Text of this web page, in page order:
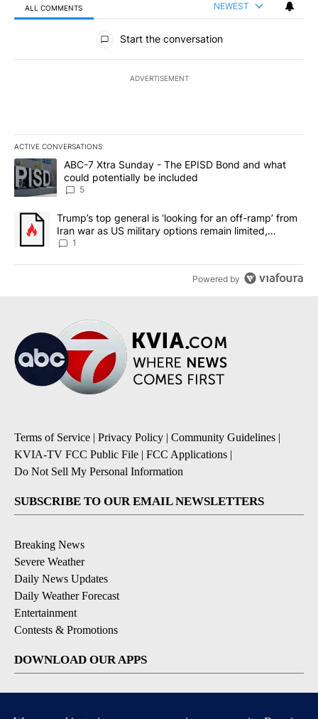
ALL COMMENTS NEWEST
All Comments
Start the conversation
ADVERTISEMENT
ACTIVE CONVERSATIONS
The following is a list of the most commented articles in the last
A trending article titled "ABC-7 Xtra Sunday - The EPISD Bond
ABC-7 Xtra Sunday - The EPISD Bond and what
could potentially be included
5
A trending article titled "Trump’s top general is ‘looking for an
Trump’s top general is ‘looking for an off-ramp’ from
Iran war as US military options remain limited,
sources say
1
Powered by
Terms of Service | Privacy Policy | Community Guidelines |
KVIA-TV FCC Public File | FCC Applications |
Do Not Sell My Personal Information
SUBSCRIBE TO OUR EMAIL NEWSLETTERS
Breaking News
Severe Weather
Daily News Updates
Daily Weather Forecast
Entertainment
Contests & Promotions
DOWNLOAD OUR APPS